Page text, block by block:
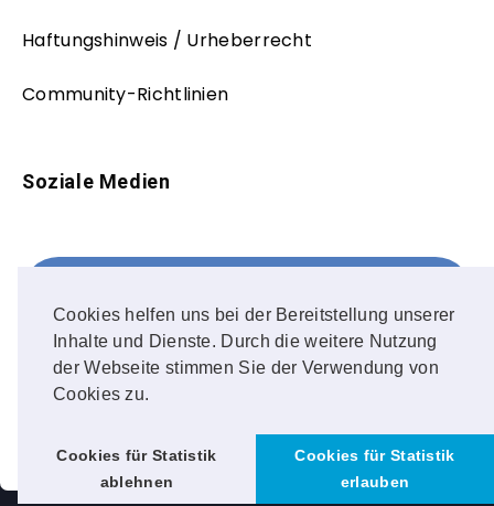
Cookies helfen uns bei der Bereitstellung unserer
Inhalte und Dienste. Durch die weitere Nutzung
der Webseite stimmen Sie der Verwendung von
Cookies zu.
Cookies für Statistik
ablehnen
Cookies für Statistik
erlauben
Haftungshinweis / Urheberrecht
Community-Richtlinien
Soziale Medien
FOLLOW ME!
Instagram
OUR PHOTOS!